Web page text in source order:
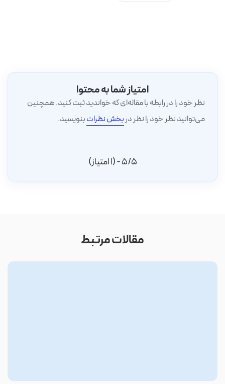
امتیاز شما به محتوا
نظر خود را در رابطه با مقاله‌ای که خواندید ثبت کنید. همچنین
می‌توانید نظر خود را نظر دربخش نظراتبنویسید.
5/5 - (1 امتیاز)
مقالات مرتبط